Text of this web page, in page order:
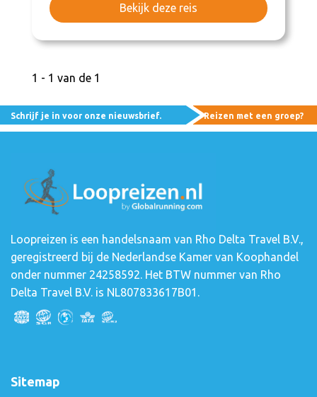
Bekijk deze reis
1 - 1 van de 1
Schrijf je in voor onze nieuwsbrief. Reizen met een groep?
Loopreizen is een handelsnaam van Rho Delta Travel B.V.,
geregistreerd bij de Nederlandse Kamer van Koophandel
onder nummer 24258592. Het BTW nummer van Rho
Delta Travel B.V. is NL807833617B01.
Sitemap